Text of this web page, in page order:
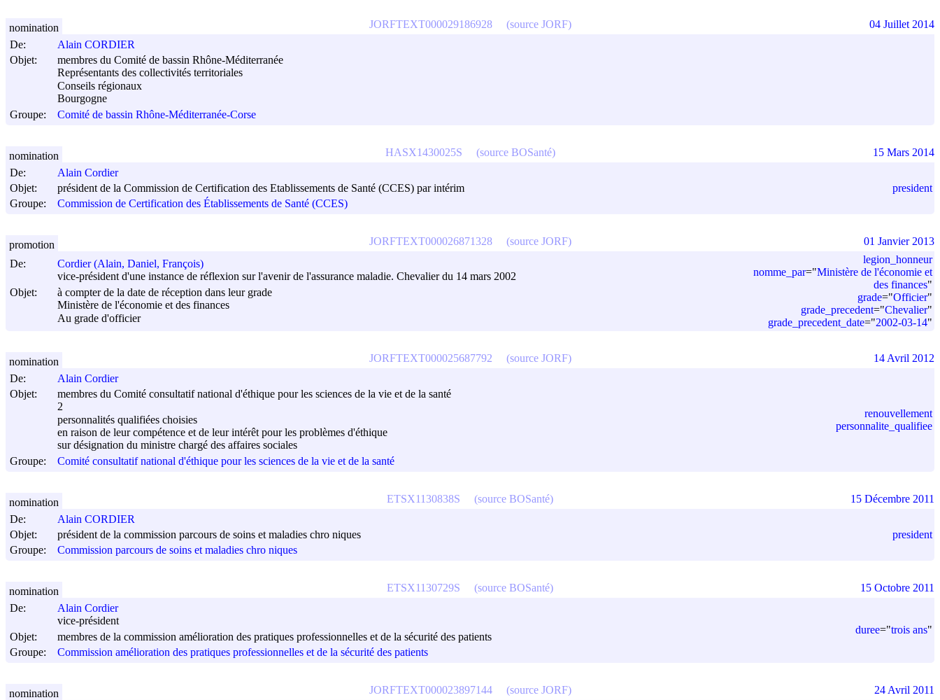
De:
Alain CORDIER
Objet:
membres du Comité de bassin Rhône-Méditerranée
Représentants des collectivités territoriales
Conseils régionaux
Bourgogne
Groupe:
Comité de bassin Rhône-Méditerranée-Corse
JORFTEXT000029186928 (source JORF)
nomination 04 Juillet 2014
De:
Alain Cordier
Objet:
président de la Commission de Certification des Etablissements de Santé (CCES) par intérim
Groupe:
Commission de Certification des Établissements de Santé (CCES)
president
HASX1430025S (source BOSanté)
nomination 15 Mars 2014
De:
Cordier (Alain, Daniel, François)
vice-président d'une instance de réflexion sur l'avenir de l'assurance maladie. Chevalier du 14 mars 2002
Objet:
à compter de la date de réception dans leur grade
Ministère de l'économie et des finances
Au grade d'officier
legion_honneur
nomme_par="Ministère de l'économie et
des finances"
grade="Officier"
grade_precedent="Chevalier"
grade_precedent_date="2002-03-14"
JORFTEXT000026871328 (source JORF)
promotion 01 Janvier 2013
De:
Alain Cordier
Objet:
membres du Comité consultatif national d'éthique pour les sciences de la vie et de la santé
2
personnalités qualifiées choisies
en raison de leur compétence et de leur intérêt pour les problèmes d'éthique
sur désignation du ministre chargé des affaires sociales
Groupe:
Comité consultatif national d'éthique pour les sciences de la vie et de la santé
renouvellement
personnalite_qualifiee
JORFTEXT000025687792 (source JORF)
nomination 14 Avril 2012
De:
Alain CORDIER
Objet:
président de la commission parcours de soins et maladies chro niques
Groupe:
Commission parcours de soins et maladies chro niques
president
ETSX1130838S (source BOSanté)
nomination 15 Décembre 2011
De:
Alain Cordier
vice-président
Objet:
membres de la commission amélioration des pratiques professionnelles et de la sécurité des patients
Groupe:
Commission amélioration des pratiques professionnelles et de la sécurité des patients
duree="trois ans"
ETSX1130729S (source BOSanté)
nomination 15 Octobre 2011
JORFTEXT000023897144 (source JORF)
nomination 24 Avril 2011